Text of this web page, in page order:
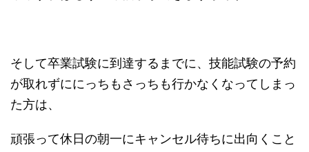
そして卒業試験に到達するまでに、技能試験の予約
が取れずににっちもさっちも行かなくなってしまっ
た方は、
頑張って休日の朝一にキャンセル待ちに出向くこと